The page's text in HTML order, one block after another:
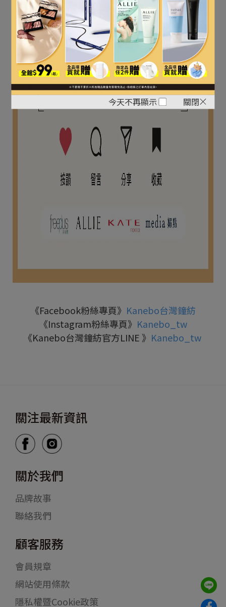
今天不再顯示 關閉
《Facebook粉絲專頁》 Kanebo台灣鐘紡
《Instagram粉絲專頁》 Kanebo_tw
《Kanebo台灣鐘紡官方LINE 》 Kanebo_tw
關注最新資訊
關於我們
品牌故事
聯絡我們
顧客服務
會員規章
網站使用條款
隱私權暨Cookie政策